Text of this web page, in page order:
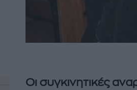
Οι συγκινητικές